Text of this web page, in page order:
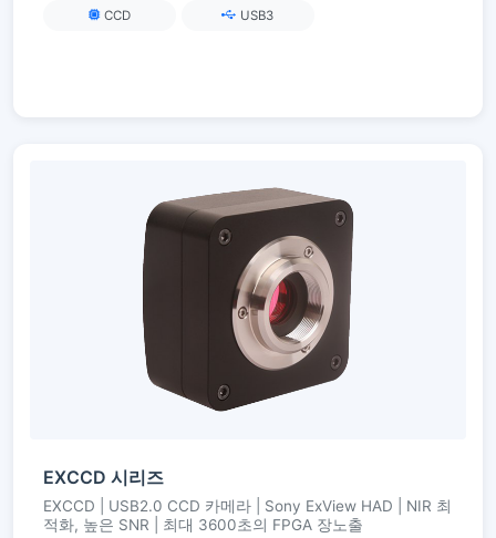
CCD USB3
EXCCD 시리즈
EXCCD | USB2.0 CCD 카메라 | Sony ExView HAD | NIR 최
적화, 높은 SNR | 최대 3600초의 FPGA 장노출